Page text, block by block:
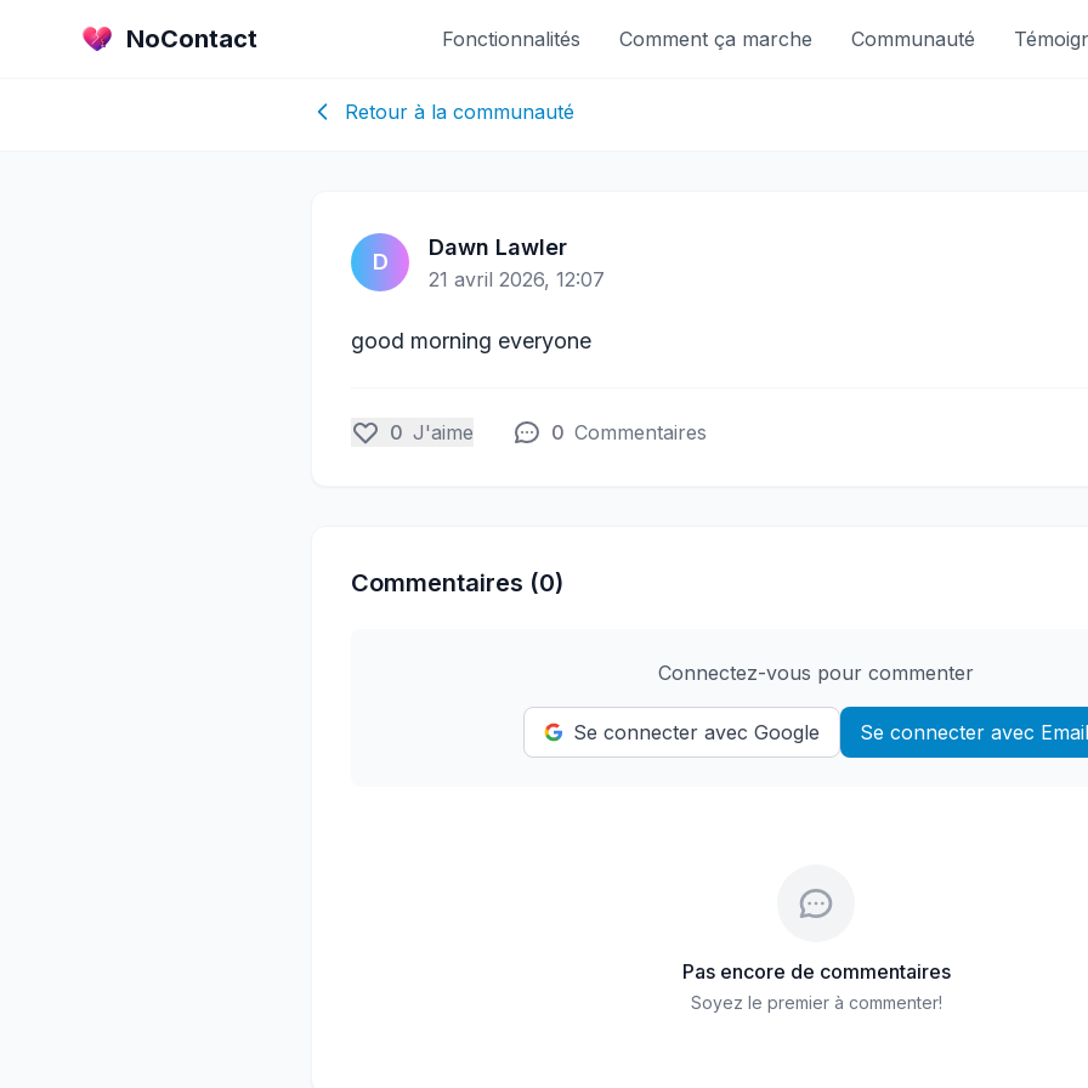
NoContact Fonctionnalités Comment ça marche Communauté
Retour à la communauté
D
Dawn Lawler
21 avril 2026, 12:07
good morning everyone
0 J'aime 0 Commentaires
Commentaires (0)
Connectez-vous pour commenter
Se connecter avec Google Se connecter avec Email
Pas encore de commentaires
Soyez le premier à commenter!